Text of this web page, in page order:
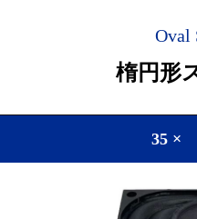
Oval
楕円形
35 ×